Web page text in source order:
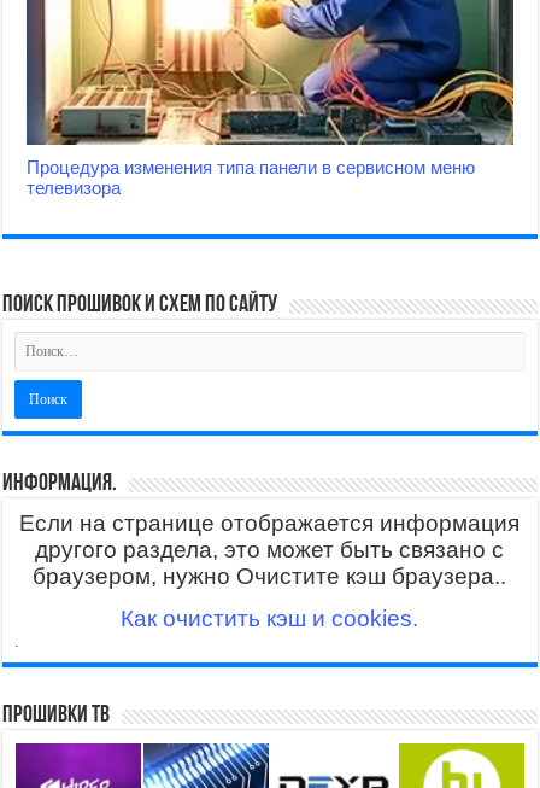
Процедура изменения типа панели в сервисном меню
телевизора
поиск прошивок и схем по сайту
Информация.
Если на странице отображается информация
другого раздела, это может быть связано с
браузером, нужно Очистите кэш браузера..
Как очистить кэш и cookies.
.
Прошивки ТВ